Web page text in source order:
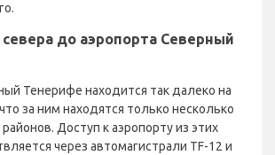
до аэропорта Северный
Тенерифе находится так далеко на
за ним находятся только несколько
Доступ к аэропорту из этих
через автомагистрали TF-12 и